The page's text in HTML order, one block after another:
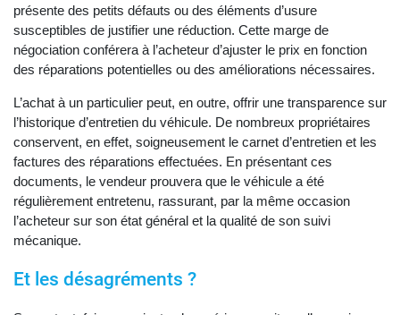
présente des petits défauts ou des éléments d’usure
susceptibles de justifier une réduction. Cette marge de
négociation conférera à l’acheteur d’ajuster le prix en fonction
des réparations potentielles ou des améliorations nécessaires.
L’achat à un particulier peut, en outre, offrir une transparence sur
l’historique d’entretien du véhicule. De nombreux propriétaires
conservent, en effet, soigneusement le carnet d’entretien et les
factures des réparations effectuées. En présentant ces
documents, le vendeur prouvera que le véhicule a été
régulièrement entretenu, rassurant, par la même occasion
l’acheteur sur son état général et la qualité de son suivi
mécanique.
Et les désagréments ?